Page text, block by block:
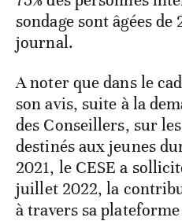
sondage sont âgées
journal.
A noter que dans le
son avis, suite à la
des Conseillers, sur
destinés aux jeunes
2021, le CESE a
juillet 2022, la
à travers sa